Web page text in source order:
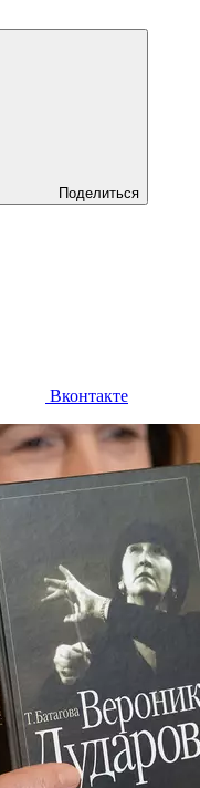
Поделиться
Вконтакте